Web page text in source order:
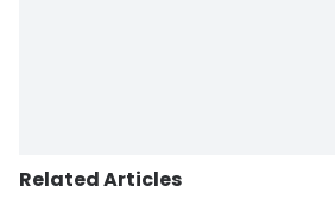
Related Articles